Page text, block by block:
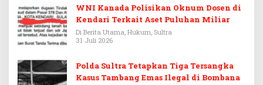
WNI Kanada Polisikan Oknum Dosen di
Kendari Terkait Aset Puluhan Miliar
Di Berita Utama, Hukum, Sultra
31 Juli 2026
Polda Sultra Tetapkan Tiga Tersangka
Kasus Tambang Emas Ilegal di Bombana